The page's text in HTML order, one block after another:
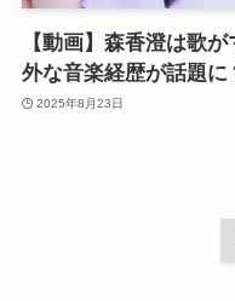
【動画】森香澄は歌
外な音楽経歴が話題に
2025年8月23日